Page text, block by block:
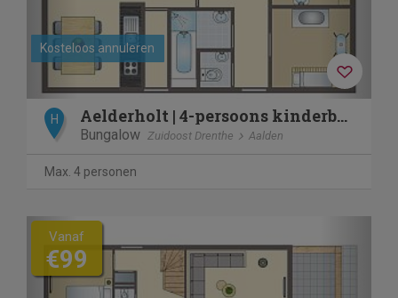
Kosteloos annuleren
H Aelderholt | 4-persoons kinderbungalow | 4CK
Bungalow Zuidoost Drenthe Aalden
Max. 4 personen
Previous
Vanaf
€99